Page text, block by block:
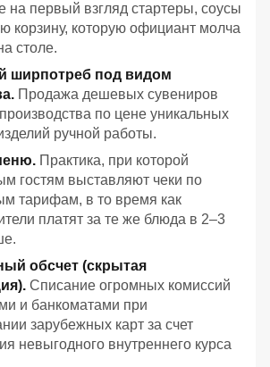
на первый взгляд стартеры, соусы
корзину, которую официант молча
столе.
ширпотреб под видом
Продажа дешевых сувениров
по цене уникальных
ручной работы.
Практика, при которой
гостям выставляют чеки по
тарифам, в то время как
платят за те же блюда в 2–3
обсчет (скрытая
Списание огромных комиссий
и банкоматами при
зарубежных карт за счет
невыгодного внутреннего курса